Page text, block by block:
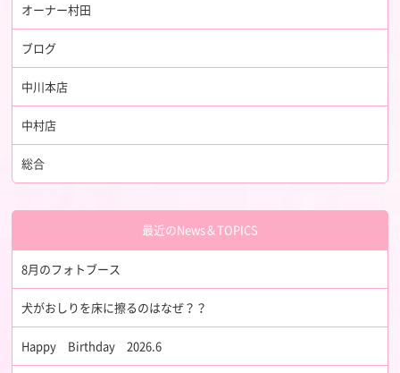
オーナー村田
ブログ
中川本店
中村店
総合
最近のNews＆TOPICS
8月のフォトブース
犬がおしりを床に擦るのはなぜ？？
Happy Birthday 2026.6